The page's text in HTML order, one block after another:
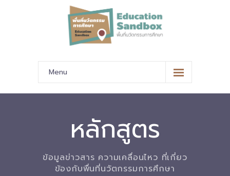
Menu
หน้าหลัก
-- มาตรฐานข้อมูลและมาตรฐานการแลกเปลี่ยนข้อมูล
-- สถานศึกษานำร่อง
หลักสูตร
ข้อมูลข่าวสาร ความเคลื่อนไหว ที่เกี่ยว
ข้องกับพื่นที่นวัตกรรมการศึกษา